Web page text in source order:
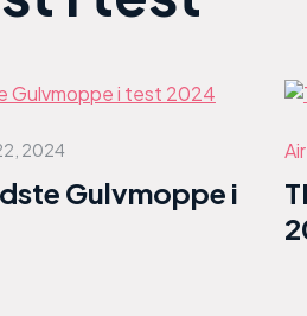
2024
Gulvmoppe i